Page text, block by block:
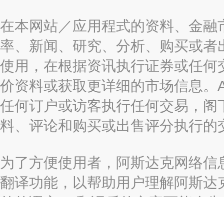
在本网站／应用程式的资料、金
率、新闻、研究、分析、购买或
使用，在根据资讯执行证券或任
价资料或获取更详细的市场信息
任何订户或访客执行任何交易，
料、评论和购买或出售评分执行的
为了方便使用者，阿斯达克网络
翻译功能，以帮助用户理解阿斯